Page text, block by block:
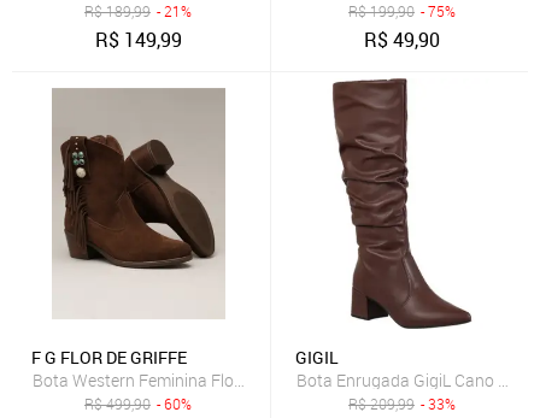
R$189,99 - 21%
R$ 149,99
R$199,90 - 75%
R$49,90
F G FLOR DE GRIFFE
Bota Western Feminina Flor de Griffe Em Couro Legítimo Café
R$499,90 - 60%
GIGIL
Bota Enrugada GigiL Cano
R$209,99 - 33%